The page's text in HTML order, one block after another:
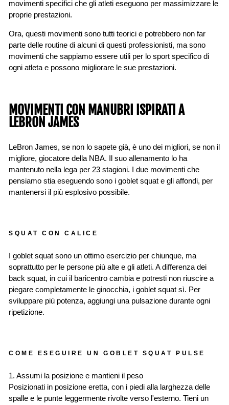
movimenti specifici che gli atleti eseguono per massimizzare le
proprie prestazioni.
Ora, questi movimenti sono tutti teorici e potrebbero non far
parte delle routine di alcuni di questi professionisti, ma sono
movimenti che sappiamo essere utili per lo sport specifico di
ogni atleta e possono migliorare le sue prestazioni.
MOVIMENTI CON MANUBRI ISPIRATI A
LEBRON JAMES
LeBron James, se non lo sapete già, è uno dei migliori, se non il
migliore, giocatore della NBA. Il suo allenamento lo ha
mantenuto nella lega per 23 stagioni. I due movimenti che
pensiamo stia eseguendo sono i goblet squat e gli affondi, per
mantenersi il più esplosivo possibile.
SQUAT CON CALICE
I goblet squat sono un ottimo esercizio per chiunque, ma
soprattutto per le persone più alte e gli atleti. A differenza dei
back squat, in cui il baricentro cambia e potresti non riuscire a
piegare completamente le ginocchia, i goblet squat sì. Per
sviluppare più potenza, aggiungi una pulsazione durante ogni
ripetizione.
COME ESEGUIRE UN GOBLET SQUAT PULSE
1. Assumi la posizione e mantieni il peso
Posizionati in posizione eretta, con i piedi alla larghezza delle
spalle e le punte leggermente rivolte verso l'esterno. Tieni un